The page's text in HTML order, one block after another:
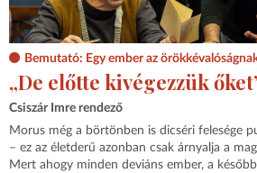
Bemutató: Egy ember az
„De előtte kivégezzük
Csiszár Imre rendező
Morus még a börtönben is dicséri felesége
– ez az életderű azonban csak árnyalja a
Mert ahogy minden deviáns ember, a